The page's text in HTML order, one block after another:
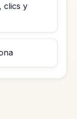
clics y